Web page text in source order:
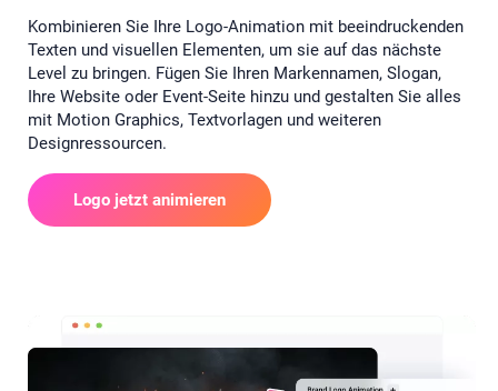
Kombinieren Sie Ihre Logo-Animation mit beeindruckenden
Texten und visuellen Elementen, um sie auf das nächste
Level zu bringen. Fügen Sie Ihren Markennamen, Slogan,
Ihre Website oder Event-Seite hinzu und gestalten Sie alles
mit Motion Graphics, Textvorlagen und weiteren
Designressourcen.
Logo jetzt animieren